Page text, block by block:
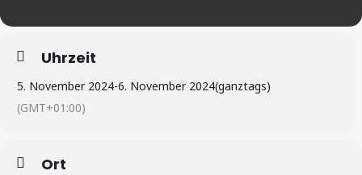
Uhrzeit
5. November 2024-6. November 2024(ganztags)
(GMT+01:00)
Ort